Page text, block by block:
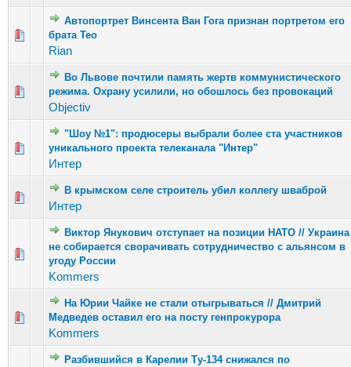
Автопортрет Винсента Ван Гога признан портретом его
брата Тео
Rian
Голосов: 3 - Средняя оценка: 2 из 5
Во Львове почтили память жертв коммунистического
режима. Охрану усилили, но обошлось без провокаций
Objectiv
Голосов: 4 - Средняя оценка: 2.25 из 5
123 45
"Шоу №1": продюсеры выбрали более ста участников
уникального проекта телеканала "Интер"
Интер
Голосов: 3 - Средняя оценка: 2.33 из 5
12345
В крымском селе строитель убил коллегу шваброй
Интер
Голосов: 3 - Средняя оценка: 2.33 из 5
123 45
Виктор Янукович отступает на позиции НАТО // Украина
не собирается сворачивать сотрудничество с альянсом в
угоду России
Kommers
Голосов: 3 - Средняя оценка: 1.67 из 5
12 345
На Юрии Чайке не стали отыгрываться // Дмитрий
Медведев оставил его на посту генпрокурора
Kommers
Голосов: 0 - Средняя оценка: 0 из 5
12345
Разбившийся в Карелии Ту-134 снижался по